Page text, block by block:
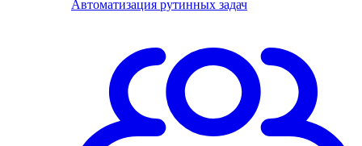
Автоматизация рутинных задач